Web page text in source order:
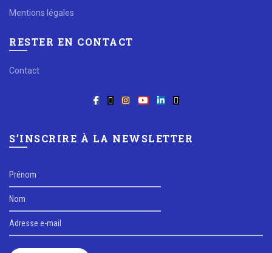
Mentions légales
RESTER EN CONTACT
Contact
S’INSCRIRE À LA NEWSLETTER